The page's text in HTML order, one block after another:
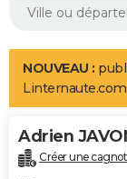
Aménagement
LIFESTYLE
Art de vivre
Bien-être
Loisirs
Mode
Modes de vie
Alimentation
Guide de la santé
Maladies
Médicaments
Sommeil
VOYAGE
Destinations
City break
Voyage nature
Voyage de noces
Forum
Climat
+PHOTO
NOUVEAU :
Linternaute.com
Adrien
Créer une